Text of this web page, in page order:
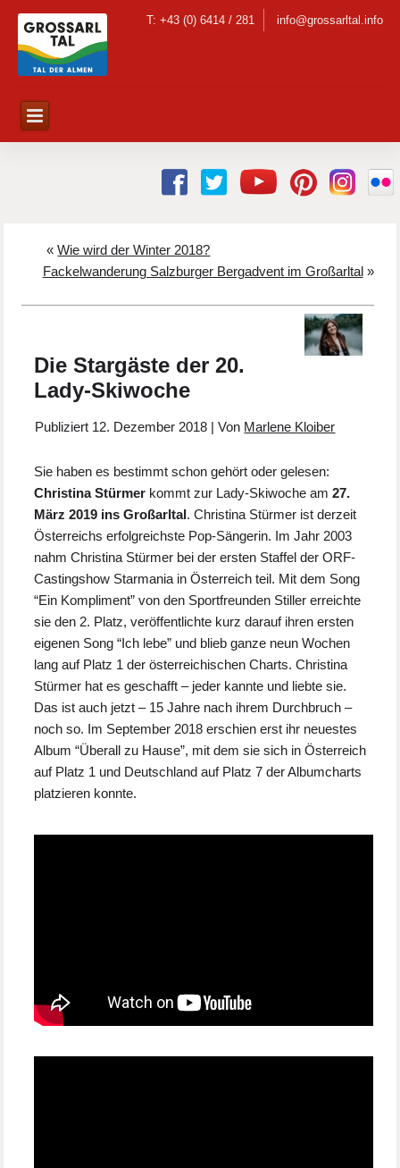
T: +43 (0) 6414 / 281 info@grossarltal.info
«Wie wird der Winter 2018?
Fackelwanderung Salzburger Bergadvent im Großarltal »
Die Stargäste der 20.
Lady-Skiwoche
Publiziert 12. Dezember 2018 |Von Marlene Kloiber
Sie haben es bestimmt schon gehört oder gelesen:
Christina Stürmer kommt zur Lady-Skiwoche am27.
März 2019 ins Großarltal . Christina Stürmer ist derzeit
Österreichs erfolgreichste Pop-Sängerin. Im Jahr 2003
nahm Christina Stürmer bei der ersten Staffel der ORF-
Castingshow Starmania in Österreich teil. Mit dem Song
“Ein Kompliment” von den Sportfreunden Stiller erreichte
sie den 2. Platz, veröffentlichte kurz darauf ihren ersten
eigenen Song “Ich lebe” und blieb ganze neun Wochen
lang auf Platz 1 der österreichischen Charts. Christina
Stürmer hat es geschafft – jeder kannte und liebte sie.
Das ist auch jetzt – 15 Jahre nach ihrem Durchbruch –
noch so. Im September 2018 erschien erst ihr neuestes
Album “Überall zu Hause”, mit dem sie sich in Österreich
auf Platz 1 und Deutschland auf Platz 7 der Albumcharts
platzieren konnte.